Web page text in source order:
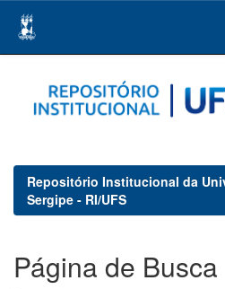
navigation
Repositório Institucional da
Sergipe - RI/UFS
Página de Busca